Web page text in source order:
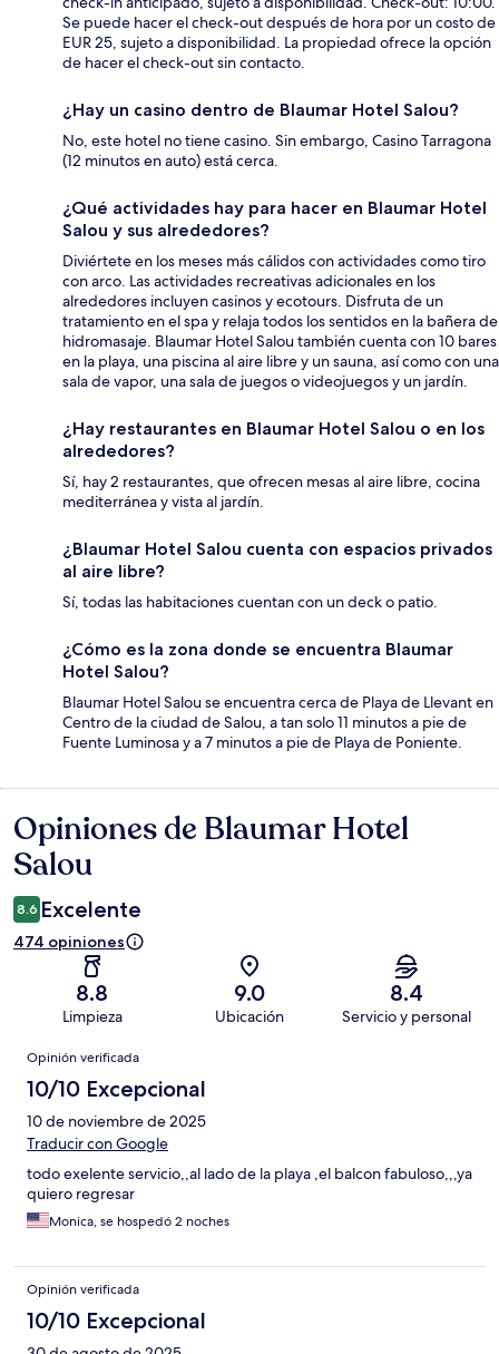
Se puede hacer el check-out después de hora por un costo de
EUR 25, sujeto a disponibilidad. La propiedad ofrece la opción
de hacer el check-out sin contacto.
¿Hay un casino dentro de Blaumar Hotel Salou?
No, este hotel no tiene casino. Sin embargo, Casino Tarragona
(12 minutos en auto) está cerca.
¿Qué actividades hay para hacer en Blaumar Hotel
Salou y sus alrededores?
Diviértete en los meses más cálidos con actividades como tiro
con arco. Las actividades recreativas adicionales en los
alrededores incluyen casinos y ecotours. Disfruta de un
tratamiento en el spa y relaja todos los sentidos en la bañera de
hidromasaje. Blaumar Hotel Salou también cuenta con 10 bares
en la playa, una piscina al aire libre y un sauna, así como con una
sala de vapor, una sala de juegos o videojuegos y un jardín.
¿Hay restaurantes en Blaumar Hotel Salou o en los
alrededores?
Sí, hay 2 restaurantes, que ofrecen mesas al aire libre, cocina
mediterránea y vista al jardín.
¿Blaumar Hotel Salou cuenta con espacios privados
al aire libre?
Sí, todas las habitaciones cuentan con un deck o patio.
¿Cómo es la zona donde se encuentra Blaumar
Hotel Salou?
Blaumar Hotel Salou se encuentra cerca de Playa de Llevant en
Centro de la ciudad de Salou, a tan solo 11 minutos a pie de
Fuente Luminosa y a 7 minutos a pie de Playa de Poniente.
Opiniones
Opiniones de Blaumar Hotel
Salou
8.6 Excelente
474 opiniones
8.8
Limpieza
9.0
Ubicación
8.4
Servicio y personal
Opiniones
Opinión verificada
10/10 Excepcional
10 de noviembre de 2025
Traducir con Google
todo exelente servicio,,al lado de la playa ,el balcon fabuloso,,,ya
quiero regresar
Monica, se hospedó 2 noches
Opinión verificada
10/10 Excepcional